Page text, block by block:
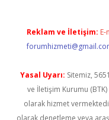
Reklam ve İletişim: E-
Yasal Uyarı: Sitemiz,
ve İletişim Kurumu (BTK)
olarak hizmet
olarak denetleme veya